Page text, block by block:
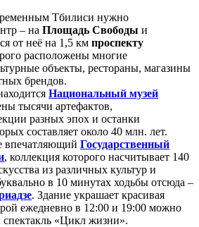
Тбилиси нужно
– на Площадь Свободы и
от неё на 1,5 км проспекту
расположены многие
объекты, рестораны, магазины
брендов.
Национальный музей
тысячи артефактов,
разных эпох и останки
составляет около 40 млн. лет.
впечатляющий Государственный
, коллекция которого насчитывает 140
из различных культур и
в 10 минутах ходьбы отсюда –
. Здание украшает красивая
ежедневно в 12:00 и 19:00 можно
«Цикл жизни».